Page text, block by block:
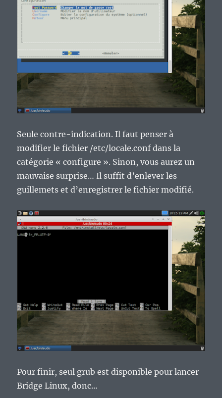
Seule contre-indication. Il faut penser à
modifier le fichier /etc/locale.conf dans la
catégorie « configure ». Sinon, vous aurez un
mauvaise surprise… Il suffit d’enlever les
guillemets et d’enregistrer le fichier modifié.
Pour finir, seul grub est disponible pour lancer
Bridge Linux, donc…